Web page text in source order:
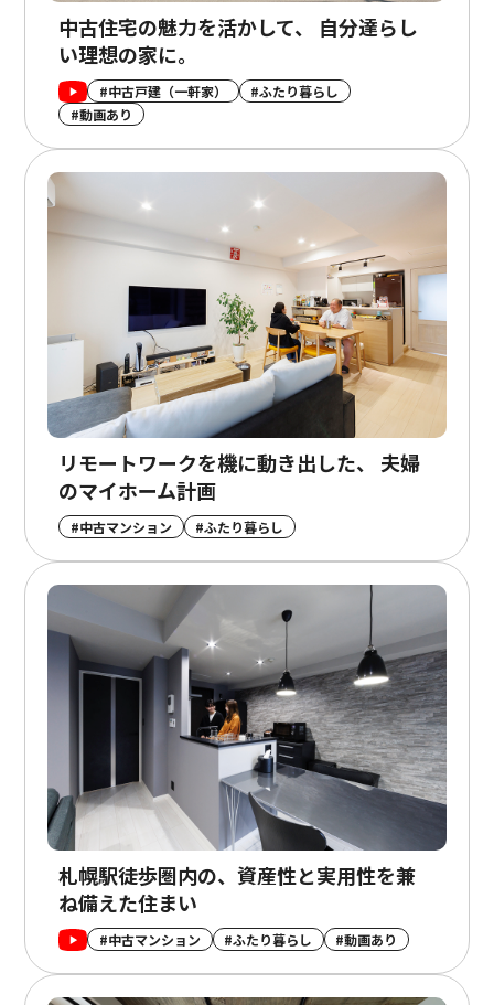
中古住宅の魅力を活かして、 自分達らし
い理想の家に。
#中古戸建（一軒家）
#ふたり暮らし
#動画あり
リモートワークを機に動き出した、 夫婦
のマイホーム計画
#中古マンション #ふたり暮らし
札幌駅徒歩圏内の、資産性と実用性を兼
ね備えた住まい
#中古マンション #ふたり暮らし #動画あり